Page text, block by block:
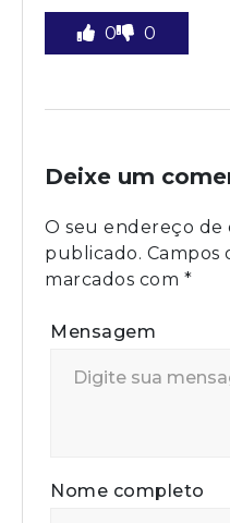
0 0
Deixe um
O seu endereço de
publicado. Campos
marcados com *
Mensagem
Nome completo